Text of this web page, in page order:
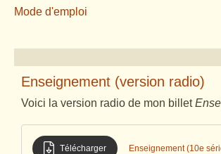
Mode d'emploi
Enseignement (version radio)
Voici la version radio de mon billet
Télécharger Enseignement (10e